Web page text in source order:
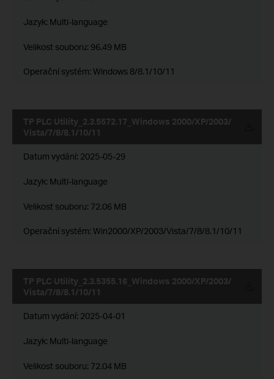
Jazyk: Multi-language
Velikost souboru: 96.49 MB
Operační systém: Windows 8/8.1/10/11
TP PLC Utility_2.3.5572.17_Windows 2000/XP/2003/
Vista/7/8/8.1/10/11
Datum vydání: 2025-05-29
Jazyk: Multi-language
Velikost souboru: 72.06 MB
Operační systém: Win2000/XP/2003/Vista/7/8/8.1/10/11
TP PLC Utility_2.3.5355.16_Windows 2000/XP/2003/
Vista/7/8/8.1/10/11
Datum vydání: 2025-04-01
Jazyk: Multi-language
Velikost souboru: 72.04 MB